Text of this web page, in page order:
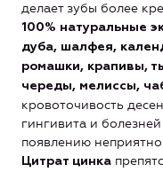
делает зубы более
100% натуральные
дуба, шалфея,
ромашки, крапивы,
череды, мелиссы,
кровоточивость
гингивита и
появлению
Цитрат цинка